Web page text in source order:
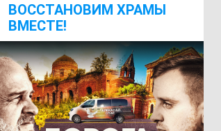
ВОCСТАНОВИМ ХРАМЫ
ВМЕСТЕ!